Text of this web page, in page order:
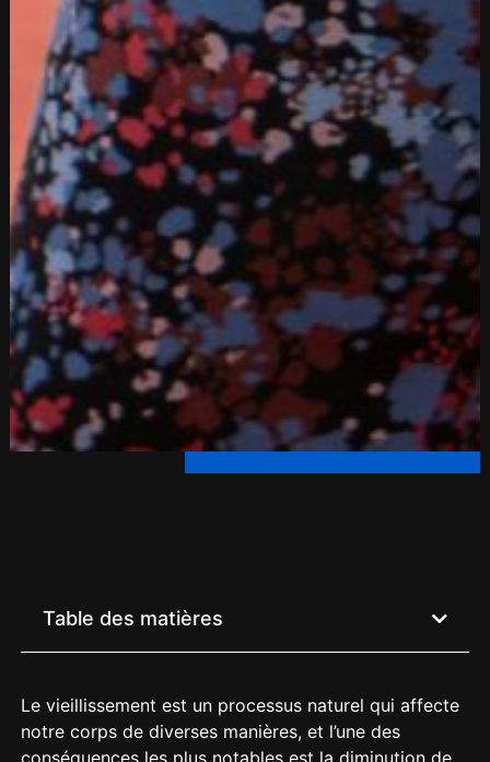
Table des matières
Le vieillissement est un processus naturel qui affecte
notre corps de diverses manières, et l’une des